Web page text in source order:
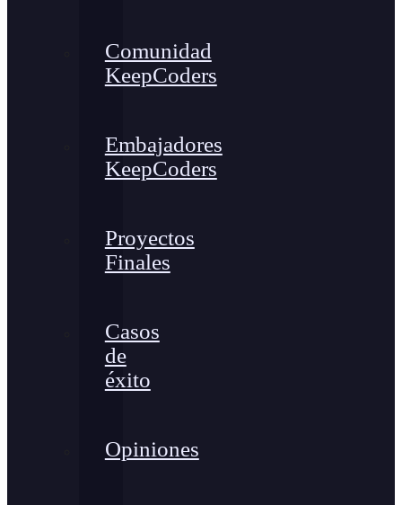
Comunidad
KeepCoders
Embajadores
KeepCoders
Proyectos
Finales
Casos
de
éxito
Opiniones